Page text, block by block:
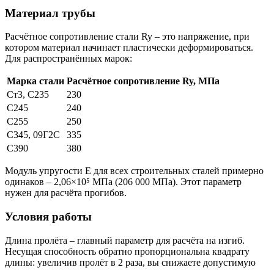
Материал трубы
Расчётное сопротивление стали Ry – это напряжение, при
котором материал начинает пластически деформироваться.
Для распространённых марок:
Марка стали Расчётное сопротивление Ry, МПа
Ст3, С235
230
С245
240
С255
250
С345, 09Г2С
335
С390
380
Модуль упругости E для всех строительных сталей примерно
одинаков – 2,06×10⁵ МПа (206 000 МПа). Этот параметр
нужен для расчёта прогибов.
Условия работы
Длина пролёта – главный параметр для расчёта на изгиб.
Несущая способность обратно пропорциональна квадрату
длины: увеличив пролёт в 2 раза, вы снижаете допустимую